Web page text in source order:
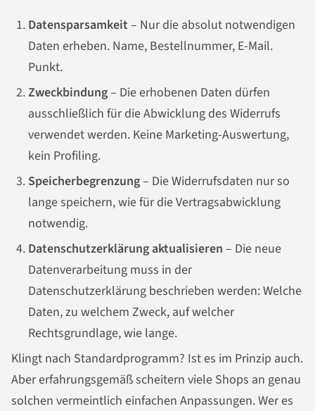
Datensparsamkeit – Nur die absolut notwendigen
Daten erheben. Name, Bestellnummer, E-Mail.
Punkt.
Zweckbindung– Die erhobenen Daten dürfen
ausschließlich für die Abwicklung des Widerrufs
verwendet werden. Keine Marketing-Auswertung,
kein Profiling.
Speicherbegrenzung– Die Widerrufsdaten nur so
lange speichern, wie für die Vertragsabwicklung
notwendig.
Datenschutzerklärung aktualisieren – Die neue
Datenverarbeitung muss in der
Datenschutzerklärung beschrieben werden: Welche
Daten, zu welchem Zweck, auf welcher
Rechtsgrundlage, wie lange.
Klingt nach Standardprogramm? Ist es im Prinzip auch.
Aber erfahrungsgemäß scheitern viele Shops an genau
solchen vermeintlich einfachen Anpassungen. Wer es